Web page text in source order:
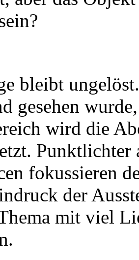
bleibt
gesehen
wird die
fokussieren
der
mit viel